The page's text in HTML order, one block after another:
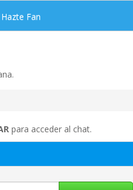
Hazte Fan
para acceder al chat.